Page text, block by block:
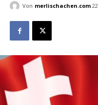
Von merlischachen.com